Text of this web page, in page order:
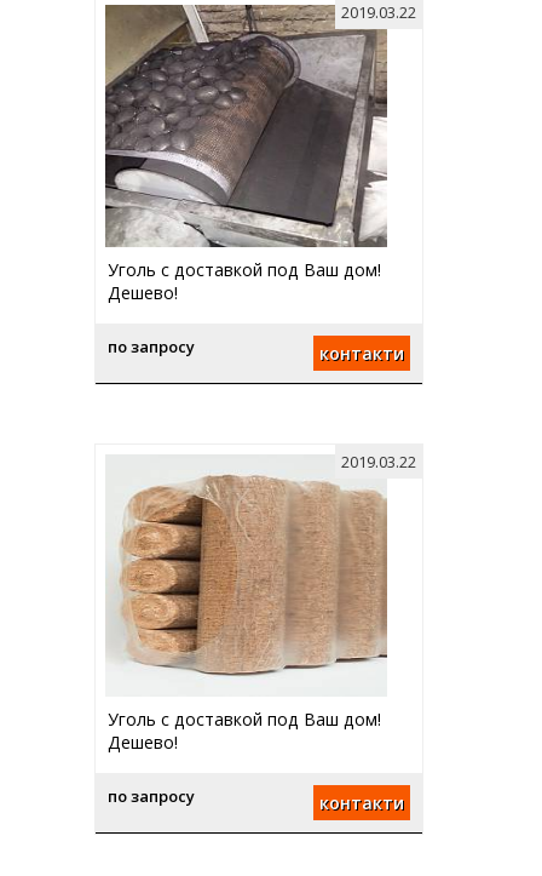
Уголь с доставкой под Ваш дом!
Дешево!
по запросу контакти
2019.03.22
Уголь с доставкой под Ваш дом!
Дешево!
по запросу контакти
2019.03.22